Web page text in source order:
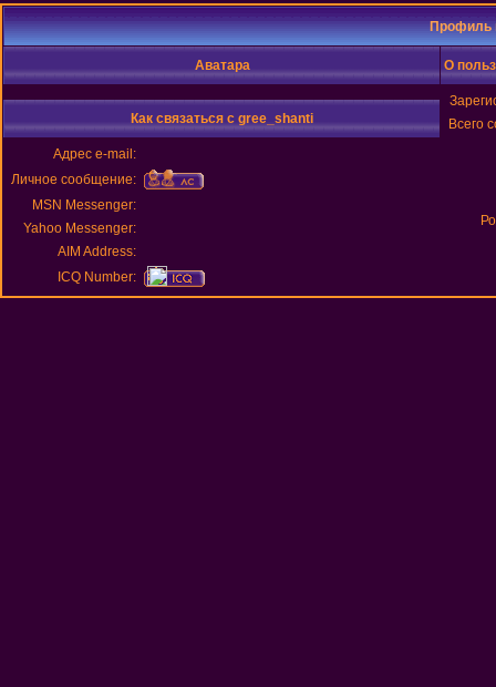
Профиль
Аватара О
Всего
Как связаться с gree_shanti
Адрес e-mail:
Личное сообщение:
MSN Messenger:
Yahoo Messenger:
AIM Address:
ICQ Number: